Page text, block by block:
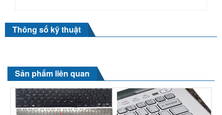
Thông số kỹ thuật
Sản phẩm liên quan